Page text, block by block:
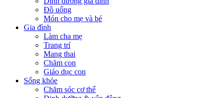
Đồ uống
Món cho mẹ và bé
Gia đình
Làm cha mẹ
Trang trí
Mang thai
Chăm con
Giáo dục con
Sống khỏe
Chăm sóc cơ thể